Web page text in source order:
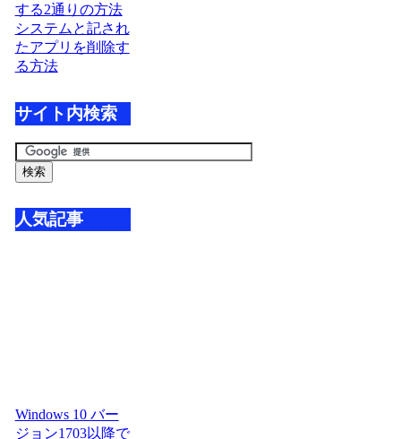
する2通りの方法
システムと記され
たアプリを削除す
る方法
サイト内検索
人気記事
Windows 10 バー
ジョン1703以降で